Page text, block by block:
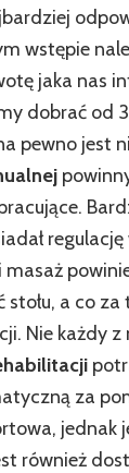
wstępie
jaka nas
dobrać od
pewno jest
regulację
stołu, a co
Nie każdy
za
jednak
również